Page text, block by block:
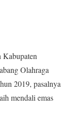
Kabupaten
Olahraga
2019, pasalnya
mendali emas